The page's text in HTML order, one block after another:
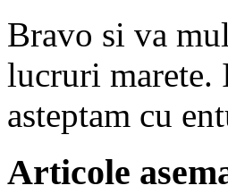
Bravo si va
lucruri marete.
asteptam cu
Articole